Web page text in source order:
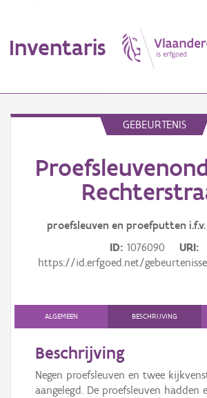
Inventaris
Erfgoedobject
Aanduidingsobject
Waarneming
Persoon of collectief
Downloads
Hergebruik
GEBEURTENIS
proefsleuven en proefputten
ID 1076090
URI
https://id.erfgoed.net/
ALGEMEEN BESCHRIJVING
Beschrijving
Negen proefsleuven en twee
aangelegd. De proefsleuven hadden